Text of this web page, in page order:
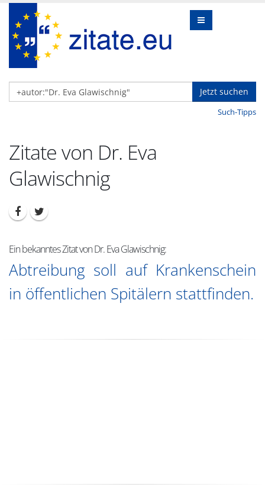
Jetzt suchen
Such-Tipps
Zitate von Dr. Eva
Glawischnig
Ein bekanntes Zitat von Dr. Eva Glawischnig:
Abtreibung soll auf Krankenschein
in öffentlichen Spitälern stattfinden.